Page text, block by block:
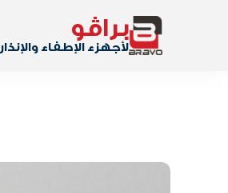
براڤو
لأجهزء الإطفاء والإنذار